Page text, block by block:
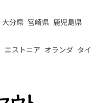
大分県 宮崎県 鹿児島県
エストニア オランダ タイ